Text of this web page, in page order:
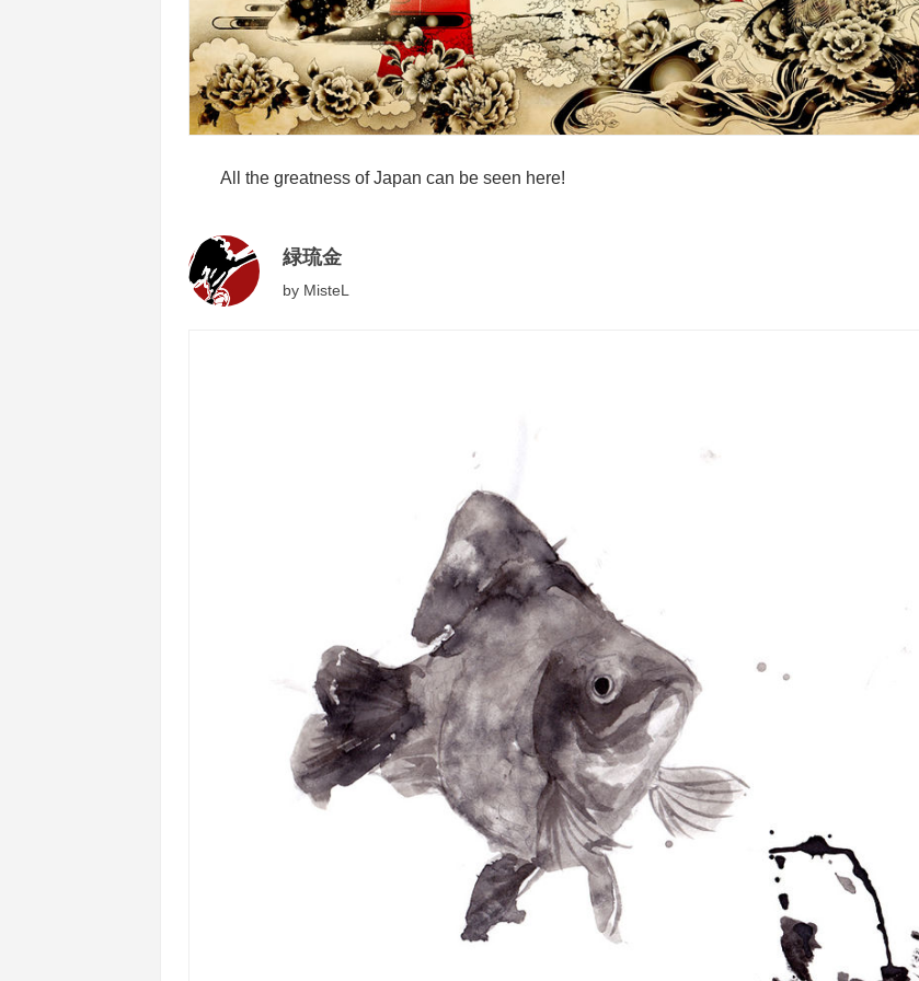
All the greatness of Japan can be seen here!
緑琉金
by MisteL